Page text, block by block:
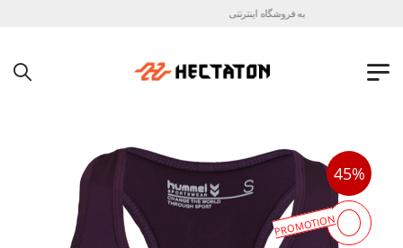
به فروشگاه اینترنتی هکتاتون خوش آمدید !
45%
PROMOTION